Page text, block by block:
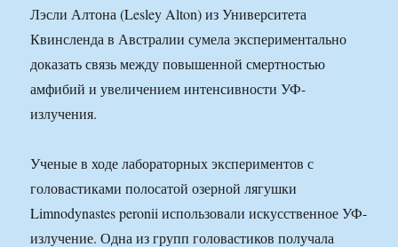
Лэсли Алтона (Lesley Alton) из Университета
Квинсленда в Австралии сумела экспериментально
доказать связь между повышенной смертностью
амфибий и увеличением интенсивности УФ-
излучения.
Ученые в ходе лабораторных экспериментов с
головастиками полосатой озерной лягушки
Limnodynastes peronii использовали искусственное УФ-
излучение. Одна из групп головастиков получала